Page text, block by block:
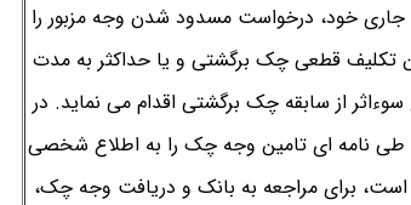
خود، درخواست مسدود شدن وجه مزبور را
تکلیف قطعی چک برگشتی و یا حداکثر به مدت
از سابقه چک برگشتی اقدام می نماید. در
نامه ای تامین وجه چک را به اطلاع شخصی
برای مراجعه به بانک و دریافت وجه چک،